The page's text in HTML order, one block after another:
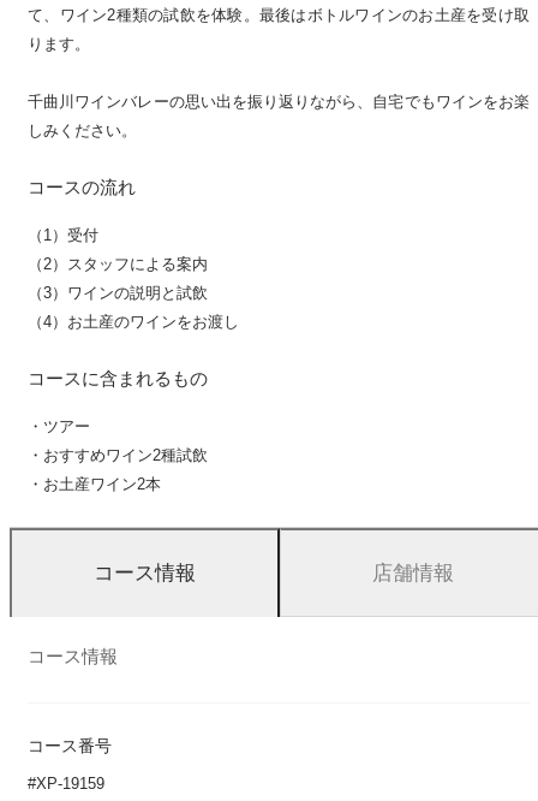
て、ワイン2種類の試飲を体験。最後はボトルワインのお土産を受け取
ります。
千曲川ワインバレーの思い出を振り返りながら、自宅でもワインをお楽
しみください。
コースの流れ
（1）受付
（2）スタッフによる案内
（3）ワインの説明と試飲
（4）お土産のワインをお渡し
コースに含まれるもの
・ツアー
・おすすめワイン2種試飲
・お土産ワイン2本
コース情報 店舗情報
コース情報
コース番号
#XP-19159